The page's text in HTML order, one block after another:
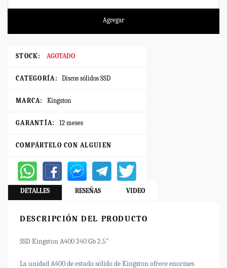
Agregar
STOCK: AGOTADO
CATEGORÍA: Discos sólidos SSD
MARCA: Kingston
GARANTÍA: 12 meses
COMPÁRTELO CON ALGUIEN
DETALLES RESEÑAS VIDEO
DESCRIPCIÓN DEL PRODUCTO
SSD Kingston A400 240 Gb 2.5"
La unidad A400 de estado sólido de Kingston ofrece enormes